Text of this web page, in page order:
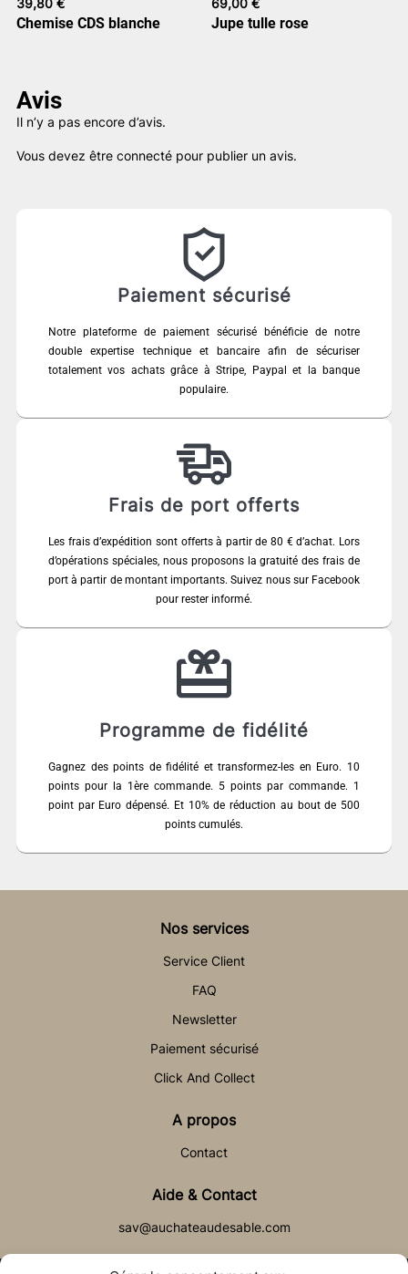
39,80 €
Chemise CDS blanche
69,00€
Jupe tulle rose
Avis
Il n’y a pas encore d’avis.
Vous devez être connecté pour publier un avis.
Paiement sécurisé
Notre plateforme de paiement sécurisé bénéficie de notre
double expertise technique et bancaire afin de sécuriser
totalement vos achats grâce à Stripe, Paypal et la banque
populaire.
Frais de port offerts
Les frais d’expédition sont offerts à partir de 80 € d’achat. Lors
d’opérations spéciales, nous proposons la gratuité des frais de
port à partir de montant importants. Suivez nous sur Facebook
pour rester informé.
Programme de fidélité
Gagnez des points de fidélité et transformez-les en Euro. 10
points pour la 1ère commande. 5 points par commande. 1
point par Euro dépensé. Et 10% de réduction au bout de 500
points cumulés.
Nos services
Service Client
FAQ
Newsletter
Paiement sécurisé
Click And Collect
A propos
Contact
Aide & Contact
sav@auchateaudesable.com